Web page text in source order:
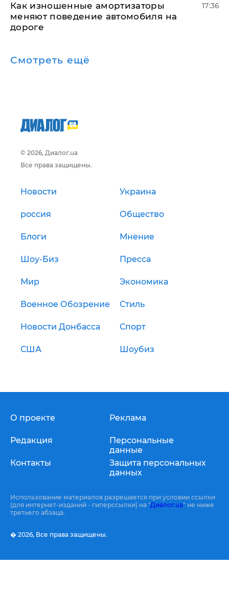
Как изношенные амортизаторы
меняют поведение автомобиля на
дороге
17:36
Смотреть ещё
© 2026, Диалог.ua
Все права защищены.
Новости Украина
россия Общество
Блоги Мнение
Шоу-Биз Пресса
Мир Экономика
Военное Обозрение Стиль
Новости Донбасса Спорт
США Шоубиз
О проекте
Редакция
Контакты
Реклама
Персональные
данные
Защита персональных
данных
Использование материалов разрешается при условии ссылки
(для интернет-изданий - гиперссылки) на "Диалог.ua" не ниже
третьего абзаца.
� 2026, Все права защищены.